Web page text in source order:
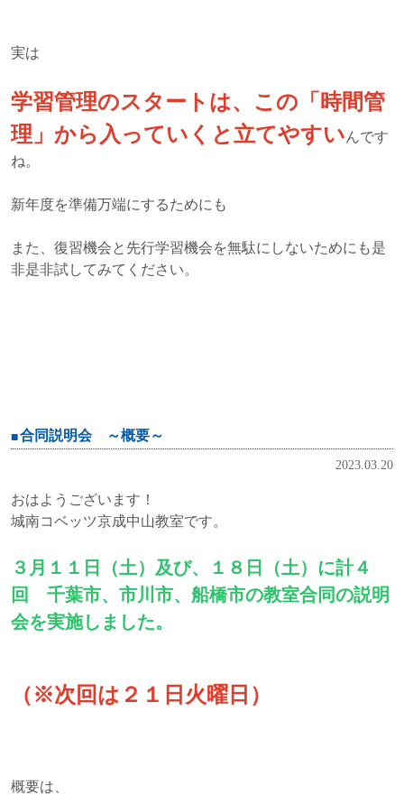
実は
学習管理のスタートは、この「時間管
理」から入っていくと立てやすいんです
ね。
新年度を準備万端にするためにも
また、復習機会と先行学習機会を無駄にしないためにも是
非是非試してみてください。
合同説明会 ～概要～
2023.03.20
おはようございます！
城南コベッツ京成中山教室です。
３月１１日（土）及び、１８日（土）に計４
回 千葉市、市川市、船橋市の教室合同の説明
会を実施しました。
（※次回は２１日火曜日）
概要は、